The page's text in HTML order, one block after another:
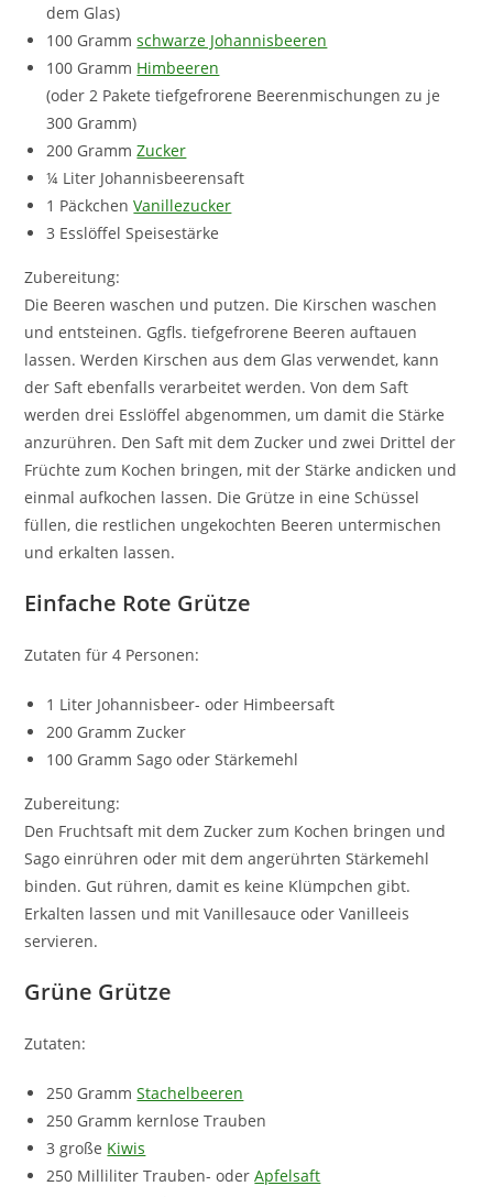
dem Glas)
100 Grammschwarze Johannisbeeren
100 Gramm Himbeeren
(oder 2 Pakete tiefgefrorene Beerenmischungen zu je
300 Gramm)
200 GrammZucker
¼ Liter Johannisbeerensaft
1 PäckchenVanillezucker
3 Esslöffel Speisestärke
Zubereitung:
Die Beeren waschen und putzen. Die Kirschen waschen
und entsteinen. Ggfls. tiefgefrorene Beeren auftauen
lassen. Werden Kirschen aus dem Glas verwendet, kann
der Saft ebenfalls verarbeitet werden. Von dem Saft
werden drei Esslöffel abgenommen, um damit die Stärke
anzurühren. Den Saft mit dem Zucker und zwei Drittel der
Früchte zum Kochen bringen, mit der Stärke andicken und
einmal aufkochen lassen. Die Grütze in eine Schüssel
füllen, die restlichen ungekochten Beeren untermischen
und erkalten lassen.
Einfache Rote Grütze
Zutaten für 4 Personen:
1 Liter Johannisbeer- oder Himbeersaft
200 Gramm Zucker
100 Gramm Sago oder Stärkemehl
Zubereitung:
Den Fruchtsaft mit dem Zucker zum Kochen bringen und
Sago einrühren oder mit dem angerührten Stärkemehl
binden. Gut rühren, damit es keine Klümpchen gibt.
Erkalten lassen und mit Vanillesauce oder Vanilleeis
servieren.
Grüne Grütze
Zutaten:
250 GrammStachelbeeren
250 Gramm kernlose Trauben
3 große Kiwis
250 Milliliter Trauben- oderApfelsaft